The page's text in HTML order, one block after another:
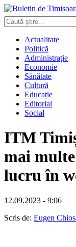
Actualitate
Politică
Administrație
Economie
Sănătate
Cultură
Educație
Editorial
Social
ITM
mai
lucru în
12.09.2023 - 9:06
Scris de: Eugen